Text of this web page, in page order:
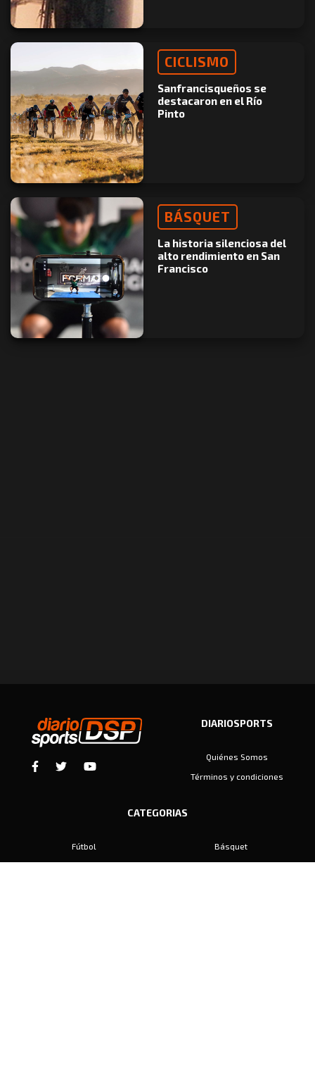
CICLISMO
Sanfrancisqueños se
destacaron en el Río
Pinto
BÁSQUET
La historia silenciosa del
alto rendimiento en San
Francisco
DIARIOSPORTS
Quiénes Somos
Términos y condiciones
CATEGORIAS
Fútbol
Básquet